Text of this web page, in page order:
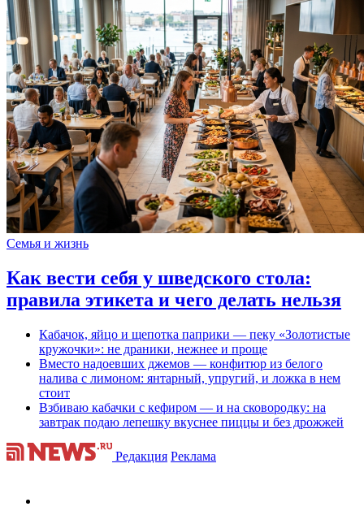
Семья и жизнь
Как вести себя у шведского стола:
правила этикета и чего делать нельзя
Кабачок, яйцо и щепотка паприки — пеку «Золотистые
кружочки»: не драники, нежнее и проще
Вместо надоевших джемов — конфитюр из белого
налива с лимоном: янтарный, упругий, и ложка в нем
стоит
Взбиваю кабачки с кефиром — и на сковородку: на
завтрак подаю лепешку вкуснее пиццы и без дрожжей
Редакция Реклама